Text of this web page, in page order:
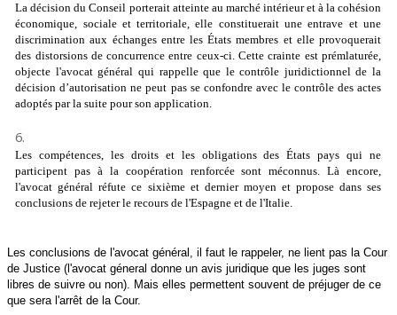
La décision du Conseil porterait atteinte au marché intérieur et à la cohésion
économique, sociale et territoriale, elle constituerait une entrave et une
discrimination aux échanges entre les États membres et elle provoquerait
des distorsions de concurrence entre ceux-ci. Cette crainte est prémlaturée,
objecte l'avocat général qui rappelle que le contrôle juridictionnel de la
décision d’autorisation ne peut pas se confondre avec le contrôle des actes
adoptés par la suite pour son application.
Les compétences, les droits et les obligations des États pays qui ne
participent pas à la coopération renforcée sont méconnus. Là encore,
l'avocat général réfute ce sixième et dernier moyen et propose dans ses
conclusions de rejeter le recours de l'Espagne et de l'Italie.
Les conclusions de l'avocat général, il faut le rappeler, ne lient pas la Cour
de Justice (l'avocat géneral donne un avis juridique que les juges sont
libres de suivre ou non). Mais elles permettent souvent de préjuger de ce
que sera l'arrêt de la Cour.